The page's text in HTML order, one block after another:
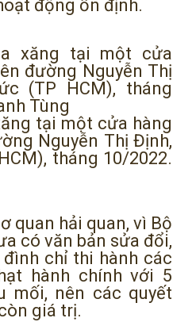
động ổn định.
tại một cửa hàng
Nguyễn Thị Định,
tháng 10/2022.
quan hải quan, vì Bộ
có văn bản sửa đổi,
chỉ thi hành các
hành chính với 5
mối, nên các quyết
giá trị.